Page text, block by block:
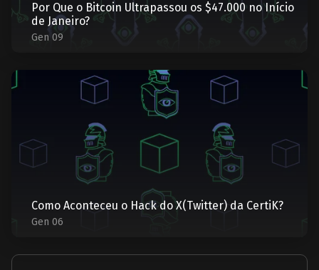
Por Que o Bitcoin Ultrapassou os $47.000 no Início
de Janeiro?
Gen 09
Como Aconteceu o Hack do X(Twitter) da CertiK?
Gen 06